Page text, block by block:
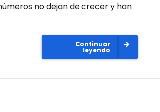
no dejan de crecer y han
Continuar
leyendo